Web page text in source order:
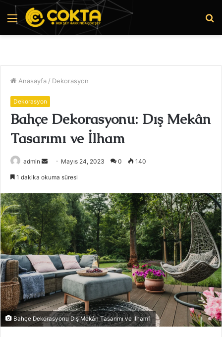
Menü
Anasayfa / Dekorasyon
Dekorasyon
Bahçe Dekorasyonu: Dış Mekân
Tasarımı ve İlham
admin
Bir
göndermek
Mayıs 24, 2023 0 140
1 dakika okuma süresi
Bahçe Dekorasyonu Dış Mekân Tasarımı ve İlham1